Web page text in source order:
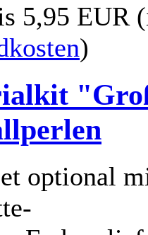
5,95 EUR
)
optional